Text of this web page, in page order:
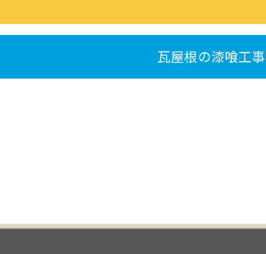
瓦屋根の漆喰工事